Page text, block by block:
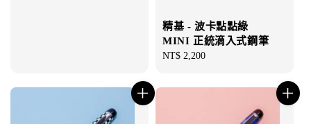
精基 - 波卡點點綠
MINI 正統滴入式鋼筆
Regular
NT$ 2,200